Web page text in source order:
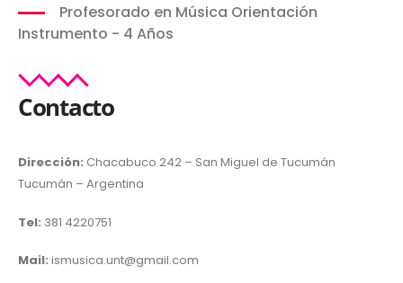
Profesorado en Música Orientación
Instrumento - 4 Años
Contacto
Dirección: Chacabuco 242 – San Miguel de Tucumán
Tucumán – Argentina
Tel: 381 4220751
Mail: ismusica.unt@gmail.com